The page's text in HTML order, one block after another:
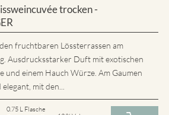
trocken -
fruchtbaren Lössterrassen am
Ausdrucksstarker Duft mit exotischen
einem Hauch Würze. Am Gaumen
mit den...
0.75 L Flasche